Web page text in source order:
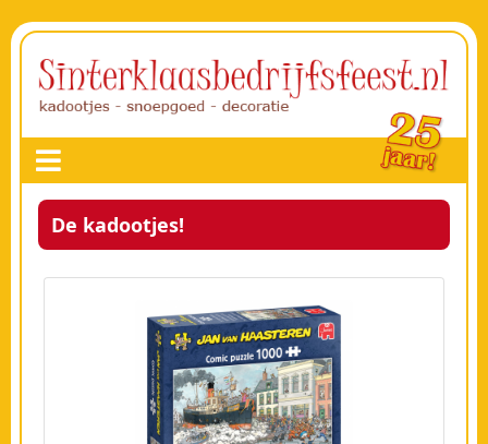
De kadootjes!